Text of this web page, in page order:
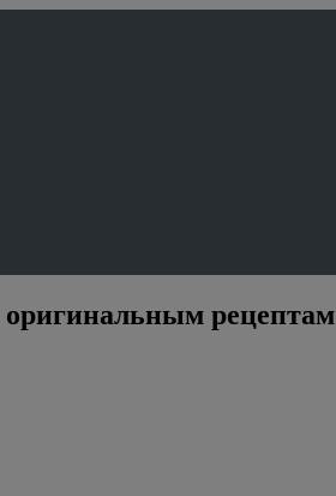
оригинальным рецептам